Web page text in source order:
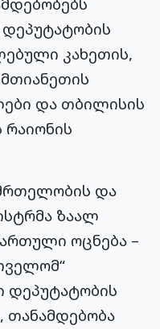
კახეთის,
და თბილისის
რაიონის
და
ზაალ
ოცნება –
დეპუტატობის
თანამდებობა